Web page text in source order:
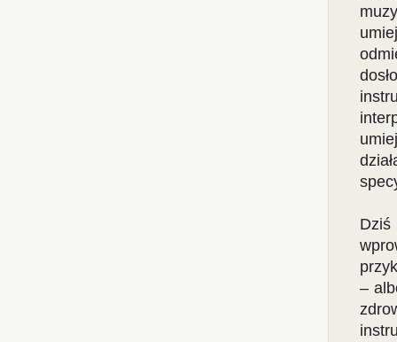
Dziś
–